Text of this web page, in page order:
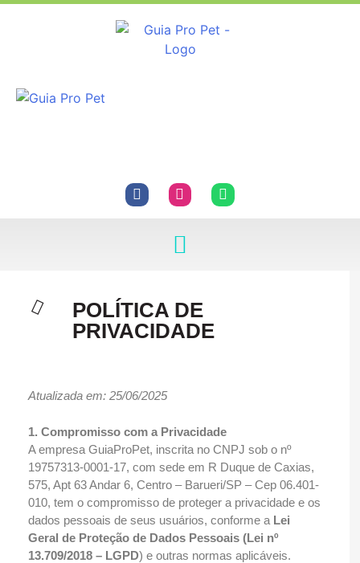
POLÍTICA DE
PRIVACIDADE
Atualizada em: 25/06/2025
1. Compromisso com a Privacidade
A empresa GuiaProPet, inscrita no CNPJ sob o nº
19757313-0001-17, com sede em R Duque de Caxias,
575, Apt 63 Andar 6, Centro – Barueri/SP – Cep 06.401-
010, tem o compromisso de proteger a privacidade e os
dados pessoais de seus usuários, conforme a Lei
Geral de Proteção de Dados Pessoais (Lei nº
13.709/2018 – LGPD) e outras normas aplicáveis.